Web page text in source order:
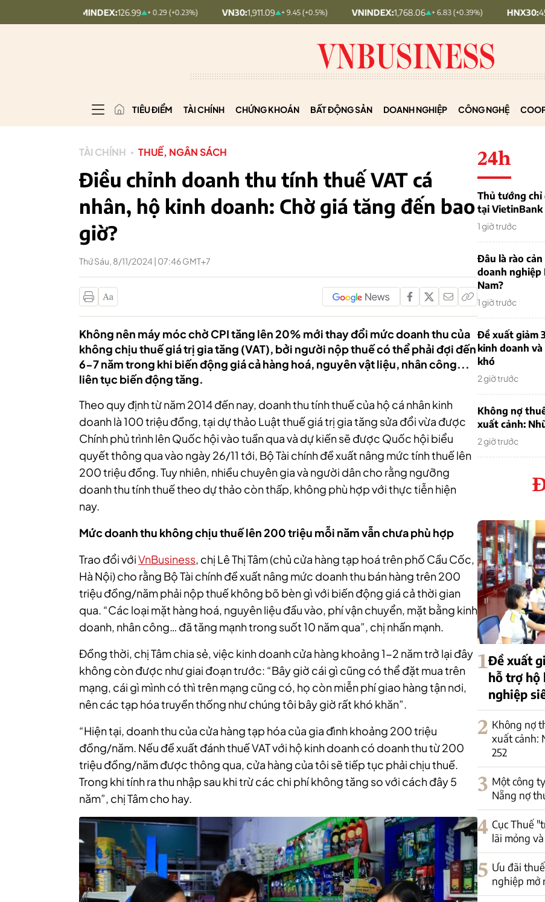
126.99 + 0.29 (+0.23%) VN30: 1,911.09 + 9.45 (+0.5%) VNINDEX: 1,768.06 + 6.83 (+0.39%) HNX30: 455.12 +
TIÊU ĐIỂM TÀI CHÍNH CHỨNG KHOÁN BẤT ĐỘNG SẢN DOANH NGHIỆP CÔNG NGHỆ
TÀI CHÍNH THUẾ, NGÂN SÁCH
Điều chỉnh doanh thu tính thuế VAT cá
nhân, hộ kinh doanh: Chờ giá tăng đến bao
giờ?
Thứ Sáu, 8/11/2024 | 07:46 GMT+7
Không nên máy móc chờ CPI tăng lên 20% mới thay đổi mức doanh thu của
không chịu thuế giá trị gia tăng (VAT), bởi người nộp thuế có thể phải đợi đến
6-7 năm trong khi biến động giá cả hàng hoá, nguyên vật liệu, nhân công...
liên tục biến động tăng.
Theo quy định từ năm 2014 đến nay, doanh thu tính thuế của hộ cá nhân kinh
doanh là 100 triệu đồng, tại dự thảo Luật thuế giá trị gia tăng sửa đổi vừa được
Chính phủ trình lên Quốc hội vào tuần qua và dự kiến sẽ được Quốc hội biểu
quyết thông qua vào ngày 26/11 tới, Bộ Tài chính đề xuất nâng mức tính thuế lên
200 triệu đồng. Tuy nhiên, nhiều chuyên gia và người dân cho rằng ngưỡng
doanh thu tính thuế theo dự thảo còn thấp, không phù hợp với thực tiễn hiện
nay.
Mức doanh thu không chịu thuế lên 200 triệu mỗi năm vẫn chưa phù hợp
Trao đổi vớiVnBusiness, chị Lê Thị Tâm (chủ cửa hàng tạp hoá trên phố Cầu Cốc,
Hà Nội) cho rằng Bộ Tài chính đề xuất nâng mức doanh thu bán hàng trên 200
triệu đồng/năm phải nộp thuế không bõ bèn gì với biến động giá cả thời gian
qua. “Các loại mặt hàng hoá, nguyên liệu đầu vào, phí vận chuyển, mặt bằng kinh
doanh, nhân công… đã tăng mạnh trong suốt 10 năm qua”, chị nhấn mạnh.
Đồng thời, chị Tâm chia sẻ, việc kinh doanh cửa hàng khoảng 1-2 năm trở lại đây
không còn được như giai đoạn trước: “Bây giờ cái gì cũng có thể đặt mua trên
mạng, cái gì mình có thì trên mạng cũng có, họ còn miễn phí giao hàng tận nơi,
nên các tạp hóa truyền thống như chúng tôi bây giờ rất khó khăn”.
“Hiện tại, doanh thu của cửa hàng tạp hóa của gia đình khoảng 200 triệu
đồng/năm. Nếu đề xuất đánh thuế VAT với hộ kinh doanh có doanh thu từ 200
triệu đồng/năm được thông qua, cửa hàng của tôi sẽ tiếp tục phải chịu thuế.
Trong khi tính ra thu nhập sau khi trừ các chi phí không tăng so với cách đây 5
năm”, chị Tâm cho hay.
24h
Thủ tướng chỉ
tại
1 giờ trước
Đâu là rào
doanh nghiệp
Nam?
1 giờ trước
Đề xuất giảm
kinh doanh
khó
2 giờ trước
Không nợ
xuất cảnh:
2 giờ trước
1Đề xuất
hỗ trợ hộ
nghiệp
2 Không nợ
xuất cảnh:
252
3 Một công
Nẵng nợ
4 Cục Thuế
lãi mỏng
5 Ưu đãi
nghiệp mở